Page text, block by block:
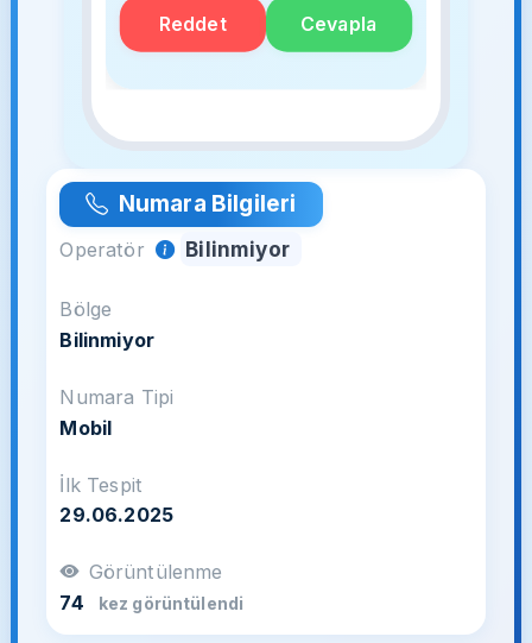
Reddet Cevapla
Numara Bilgileri
Operatör Bilinmiyor
Bölge
Bilinmiyor
Numara Tipi
Mobil
İlk Tespit
29.06.2025
Görüntülenme
74
kez görüntülendi